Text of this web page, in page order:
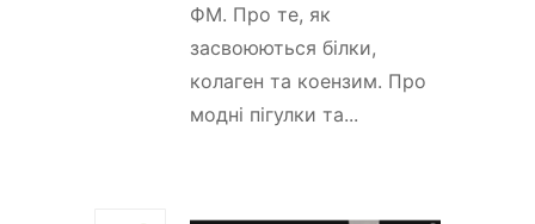
ФМ. Про те, як
засвоюються білки,
колаген та коензим. Про
модні пігулки та...